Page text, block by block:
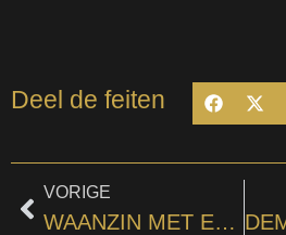
Deel de feiten
VORIGE
WAANZIN MET EEN STROPDAS